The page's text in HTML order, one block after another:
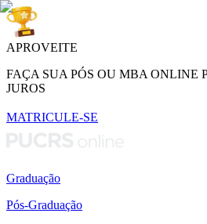
APROVEITE
FAÇA SUA PÓS OU MBA ONLINE
JUROS
MATRICULE-SE
Graduação
Pós-Graduação